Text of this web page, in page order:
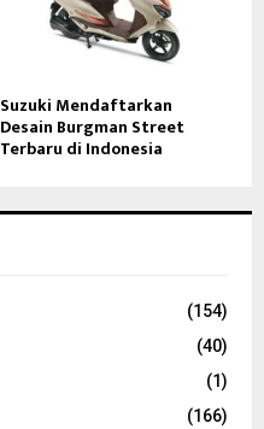
Suzuki Mendaftarkan
Desain Burgman Street
Terbaru di Indonesia
(154)
(40)
(1)
(166)